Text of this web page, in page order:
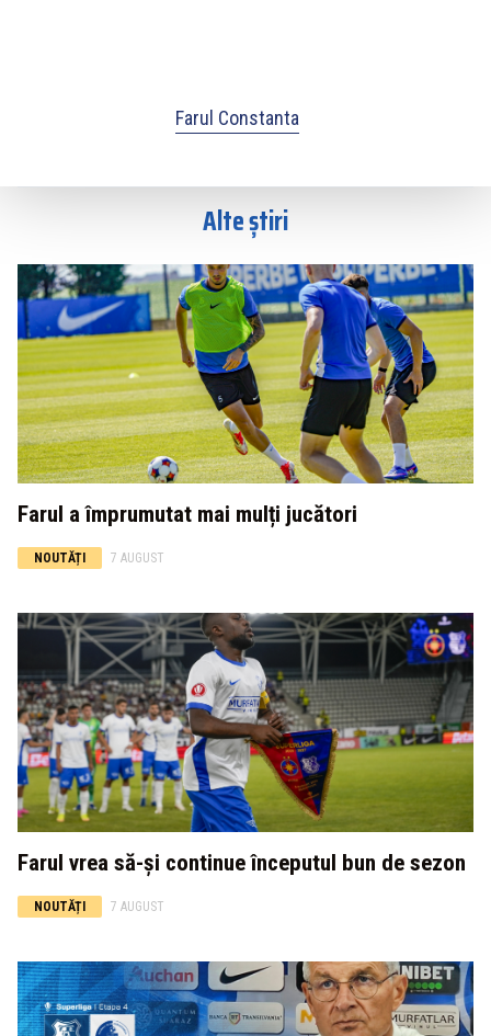
Farul Constanta
Alte știri
Farul a împrumutat mai mulți jucători
NOUTĂȚI 7 AUGUST
Farul vrea să-și continue începutul bun de sezon
NOUTĂȚI 7 AUGUST